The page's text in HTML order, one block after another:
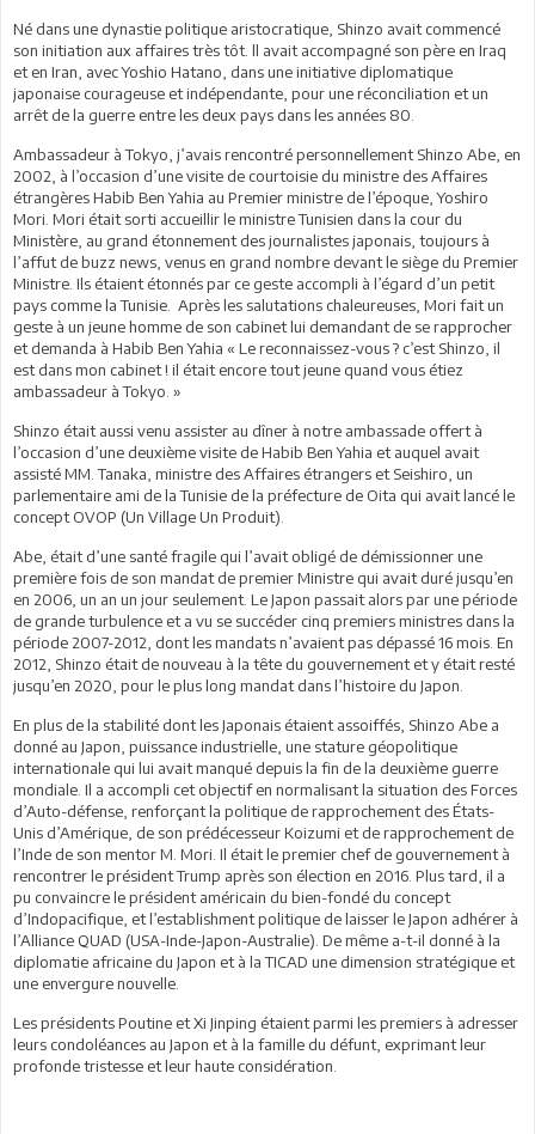
Né dans une dynastie politique aristocratique, Shinzo avait commencé
son initiation aux affaires très tôt. ll avait accompagné son père en Iraq
et en Iran, avec Yoshio Hatano, dans une initiative diplomatique
japonaise courageuse et indépendante, pour une réconciliation et un
arrêt de la guerre entre les deux pays dans les années 80.
Ambassadeur à Tokyo, j’avais rencontré personnellement Shinzo Abe, en
2002, à l’occasion d’une visite de courtoisie du ministre des Affaires
étrangères Habib Ben Yahia au Premier ministre de l’époque, Yoshiro
Mori. Mori était sorti accueillir le ministre Tunisien dans la cour du
Ministère, au grand étonnement des journalistes japonais, toujours à
l’affut de buzz news, venus en grand nombre devant le siège du Premier
Ministre. Ils étaient étonnés par ce geste accompli à l’égard d’un petit
pays comme la Tunisie. Après les salutations chaleureuses, Mori fait un
geste à un jeune homme de son cabinet lui demandant de se rapprocher
et demanda à Habib Ben Yahia « Le reconnaissez-vous ? c’est Shinzo, il
est dans mon cabinet ! il était encore tout jeune quand vous étiez
ambassadeur à Tokyo. »
Shinzo était aussi venu assister au dîner à notre ambassade offert à
l’occasion d’une deuxième visite de Habib Ben Yahia et auquel avait
assisté MM. Tanaka, ministre des Affaires étrangers et Seishiro, un
parlementaire ami de la Tunisie de la préfecture de Oita qui avait lancé le
concept OVOP (Un Village Un Produit).
Abe, était d’une santé fragile qui l’avait obligé de démissionner une
première fois de son mandat de premier Ministre qui avait duré jusqu’en
en 2006, un an un jour seulement. Le Japon passait alors par une période
de grande turbulence et a vu se succéder cinq premiers ministres dans la
période 2007-2012, dont les mandats n’avaient pas dépassé 16 mois. En
2012, Shinzo était de nouveau à la tête du gouvernement et y était resté
jusqu’en 2020, pour le plus long mandat dans l’histoire du Japon.
En plus de la stabilité dont les Japonais étaient assoiffés, Shinzo Abe a
donné au Japon, puissance industrielle, une stature géopolitique
internationale qui lui avait manqué depuis la fin de la deuxième guerre
mondiale. Il a accompli cet objectif en normalisant la situation des Forces
d’Auto-défense, renforçant la politique de rapprochement des États-
Unis d’Amérique, de son prédécesseur Koizumi et de rapprochement de
l’Inde de son mentor M. Mori. Il était le premier chef de gouvernement à
rencontrer le président Trump après son élection en 2016. Plus tard, il a
pu convaincre le président américain du bien-fondé du concept
d’Indopacifique, et l’establishment politique de laisser le Japon adhérer à
l’Alliance QUAD (USA-Inde-Japon-Australie). De même a-t-il donné à la
diplomatie africaine du Japon et à la TICAD une dimension stratégique et
une envergure nouvelle.
Les présidents Poutine et Xi Jinping étaient parmi les premiers à adresser
leurs condoléances au Japon et à la famille du défunt, exprimant leur
profonde tristesse et leur haute considération.